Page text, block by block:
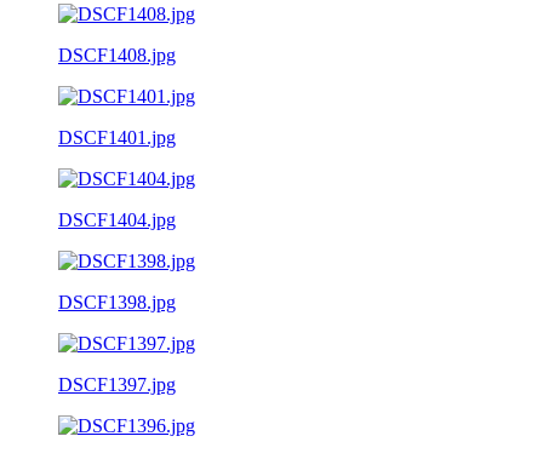
DSCF1408.jpg
DSCF1401.jpg
DSCF1404.jpg
DSCF1398.jpg
DSCF1397.jpg